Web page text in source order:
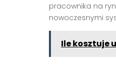
pracownika na
nowoczesnymi
Ile kosztuje